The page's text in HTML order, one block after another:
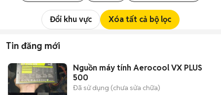
Đổi khu vực Xóa tất cả bộ lọc
Tin đăng mới
Nguồn máy tính Aerocool VX PLUS
500
Đã sử dụng (chưa sửa chữa)